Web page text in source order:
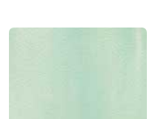
社」岡田美
しい空気に
【職場の浄